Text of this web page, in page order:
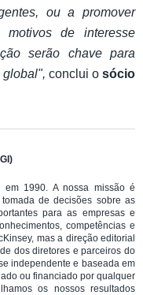
ou a promover
motivos de interesse
serão chave para
global", conclui osócio
em 1990. A nossa missão é
de decisões sobre as
para as empresas e
competências e
mas a direção editorial
dos diretores e parceiros do
independente e baseada em
ou financiado por qualquer
os nossos resultados